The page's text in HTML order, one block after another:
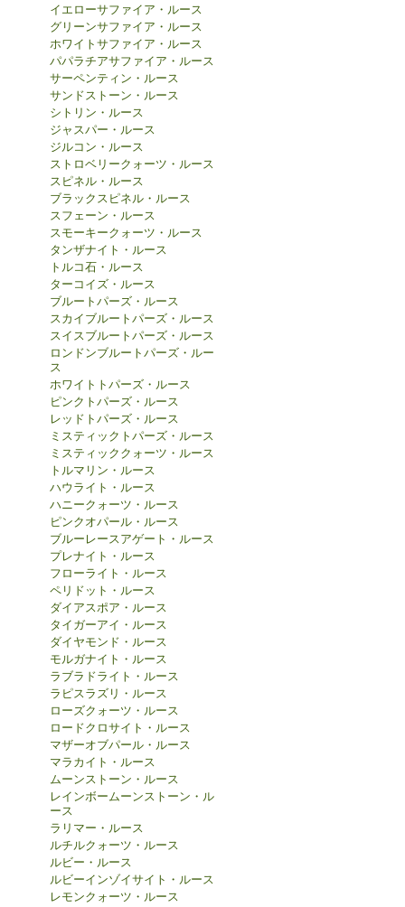
イエローサファイア・ルース
グリーンサファイア・ルース
ホワイトサファイア・ルース
パパラチアサファイア・ルース
サーペンティン・ルース
サンドストーン・ルース
シトリン・ルース
ジャスパー・ルース
ジルコン・ルース
ストロベリークォーツ・ルース
スピネル・ルース
ブラックスピネル・ルース
スフェーン・ルース
スモーキークォーツ・ルース
タンザナイト・ルース
トルコ石・ルース
ターコイズ・ルース
ブルートパーズ・ルース
スカイブルートパーズ・ルース
スイスブルートパーズ・ルース
ロンドンブルートパーズ・ルー
ス
ホワイトトパーズ・ルース
ピンクトパーズ・ルース
レッドトパーズ・ルース
ミスティックトパーズ・ルース
ミスティッククォーツ・ルース
トルマリン・ルース
ハウライト・ルース
ハニークォーツ・ルース
ピンクオパール・ルース
ブルーレースアゲート・ルース
プレナイト・ルース
フローライト・ルース
ペリドット・ルース
ダイアスポア・ルース
タイガーアイ・ルース
ダイヤモンド・ルース
モルガナイト・ルース
ラブラドライト・ルース
ラピスラズリ・ルース
ローズクォーツ・ルース
ロードクロサイト・ルース
マザーオブパール・ルース
マラカイト・ルース
ムーンストーン・ルース
レインボームーンストーン・ル
ース
ラリマー・ルース
ルチルクォーツ・ルース
ルビー・ルース
ルビーインゾイサイト・ルース
レモンクォーツ・ルース